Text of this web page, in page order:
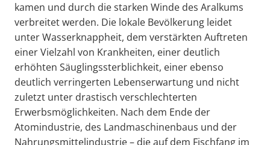
kamen und durch die starken Winde des Aralkums
verbreitet werden. Die lokale Bevölkerung leidet
unter Wasserknappheit, dem verstärkten Auftreten
einer Vielzahl von Krankheiten, einer deutlich
erhöhten Säuglingssterblichkeit, einer ebenso
deutlich verringerten Lebenserwartung und nicht
zuletzt unter drastisch verschlechterten
Erwerbsmöglichkeiten. Nach dem Ende der
Atomindustrie, des Landmaschinenbaus und der
Nahrungsmittelindustrie – die auf dem Fischfang im